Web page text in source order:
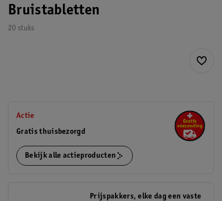
Bruistabletten
20 stuks
Actie
Gratis thuisbezorgd
Bekijk alle actieproducten
Prijspakkers, elke dag een vaste